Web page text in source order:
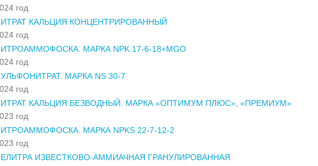
год
КАЛЬЦИЯ КОНЦЕНТРИРОВАННЫЙ
год
МАРКА NPK 17-6-18+MGO
год
МАРКА NS 30-7
год
КАЛЬЦИЯ БЕЗВОДНЫЙ. МАРКА «ОПТИМУМ ПЛЮС», «ПРЕМИУМ»
год
МАРКА NPKS 22-7-12-2
год
ИЗВЕСТКОВО-АММИАЧНАЯ ГРАНУЛИРОВАННАЯ